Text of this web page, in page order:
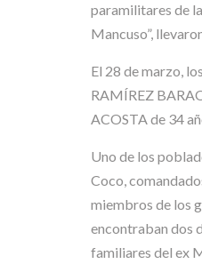
paramilitares de
Mancuso”,
El 28 de marzo,
RAMÍREZ
ACOSTA de 34
Uno de los
Coco,
miembros de los
encontraban dos
familiares del ex